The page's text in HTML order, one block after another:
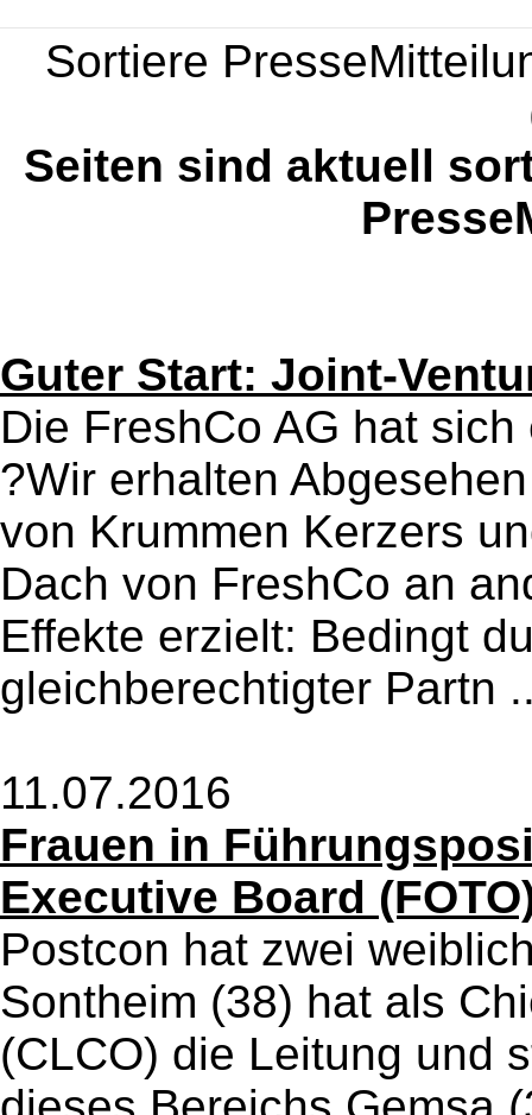
Sortiere
Seiten sind aktuell
Guter Start: Joint-
Die FreshCo AG hat
?Wir erhalten
von Krummen Kerzers
Dach von FreshCo an
Effekte erzielt: Bedingt
gleichberechtigter Partn
11.07.2016
Frauen in
Executive Board
Postcon hat zwei
Sontheim (38) hat als
(CLCO) die Leitung und